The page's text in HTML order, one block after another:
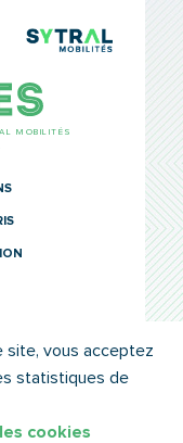
MOBILITÉS
LÉGALES
site, vous acceptez
statistiques de
cookies